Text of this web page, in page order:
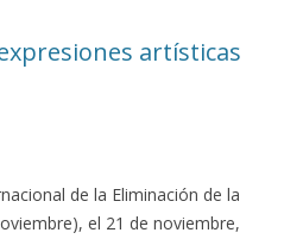
artísticas
de la Eliminación de la
el 21 de noviembre,